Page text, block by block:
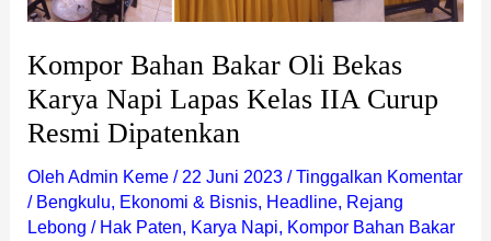
Kompor Bahan Bakar Oli Bekas
Karya Napi Lapas Kelas IIA Curup
Resmi Dipatenkan
Oleh Admin Keme / 22 Juni 2023 /Tinggalkan Komentar
/ Bengkulu, Ekonomi & Bisnis, Headline, Rejang
Lebong / Hak Paten, Karya Napi, Kompor Bahan Bakar
Curup
Dipatenkan